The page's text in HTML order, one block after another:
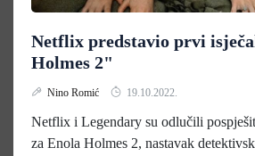
Netflix predstavio prvi
Holmes 2"
Nino Romić 19.10.2022.
Netflix i Legendary su odlučili
za Enola Holmes 2, nastavak